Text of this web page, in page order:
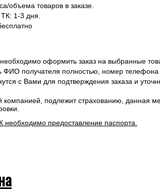
объема товаров в заказе.
1-3 дня.
оформить заказ на выбранные
получателя полностью, номер телефона
с Вами для подтверждения заказа и
подлежит страхованию, данная
необходимо предоставление паспорта.